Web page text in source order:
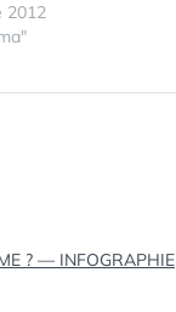
faire face à des
implacables au
2012
? — INFOGRAPHIE